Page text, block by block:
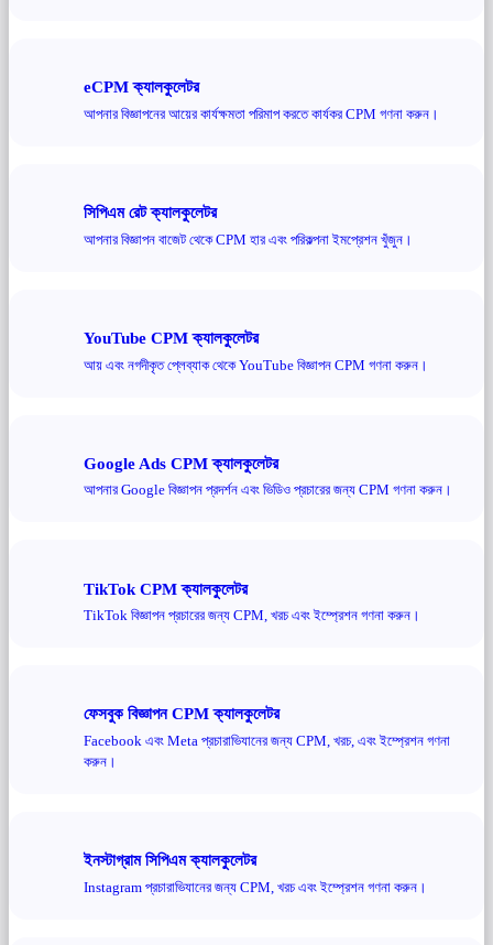
eCPM ক্যালকুলেটর
আপনার বিজ্ঞাপনের আয়ের কার্যক্ষমতা পরিমাপ করতে কার্যকর CPM গণনা করুন।
সিপিএম রেট ক্যালকুলেটর
আপনার বিজ্ঞাপন বাজেট থেকে CPM হার এবং পরিকল্পনা ইমপ্রেশন খুঁজুন।
YouTube CPM ক্যালকুলেটর
আয় এবং নগদীকৃত প্লেব্যাক থেকে YouTube বিজ্ঞাপন CPM গণনা করুন।
Google Ads CPM ক্যালকুলেটর
আপনার Google বিজ্ঞাপন প্রদর্শন এবং ভিডিও প্রচারের জন্য CPM গণনা করুন।
TikTok CPM ক্যালকুলেটর
TikTok বিজ্ঞাপন প্রচারের জন্য CPM, খরচ এবং ইম্প্রেশন গণনা করুন।
ফেসবুক বিজ্ঞাপন CPM ক্যালকুলেটর
Facebook এবং Meta প্রচারাভিযানের জন্য CPM, খরচ, এবং ইম্প্রেশন গণনা
করুন।
ইনস্টাগ্রাম সিপিএম ক্যালকুলেটর
Instagram প্রচারাভিযানের জন্য CPM, খরচ এবং ইম্প্রেশন গণনা করুন।